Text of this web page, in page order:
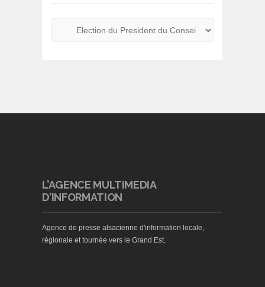
L’AGENCE MULTIMEDIA
D’INFORMATION
Agence de presse alsacienne d'information locale,
régionale et tournée vers le Grand Est.